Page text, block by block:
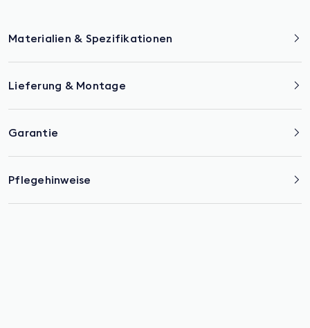
Materialien & Spezifikationen
Lieferung & Montage
Garantie
Pflegehinweise